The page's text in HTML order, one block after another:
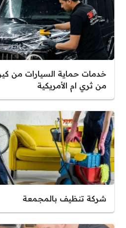
خدمات حماية السيارات من
من ثري ام الأمريكية
شركة تنظيف بالمجمعة